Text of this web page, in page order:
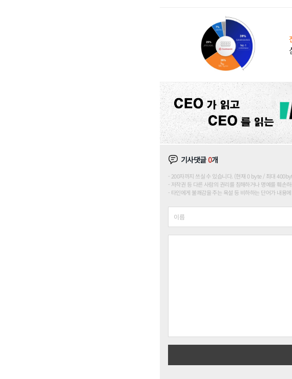
기사댓글0개
200자까지 쓰실 수 있습니다. (현재 0 byte / 최대
저작권 등 다른 사람의 권리를 침해하거나 명예를 훼손
타인에게 불쾌감을 주는 욕설 등 비하하는 단어가 내용